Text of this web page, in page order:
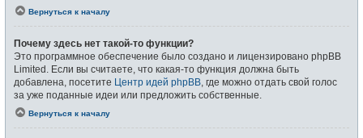
Вернуться к началу
Почему здесь нет такой-то функции?
Это программное обеспечение было создано и лицензировано phpBB
Limited. Если вы считаете, что какая-то функция должна быть
добавлена, посетите Центр идей phpBB , где можно отдать свой голос
за уже поданные идеи или предложить собственные.
Вернуться к началу